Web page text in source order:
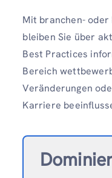
Mit branchen-
bleiben Sie über
Best Practices
Bereich
Veränderungen
Karriere